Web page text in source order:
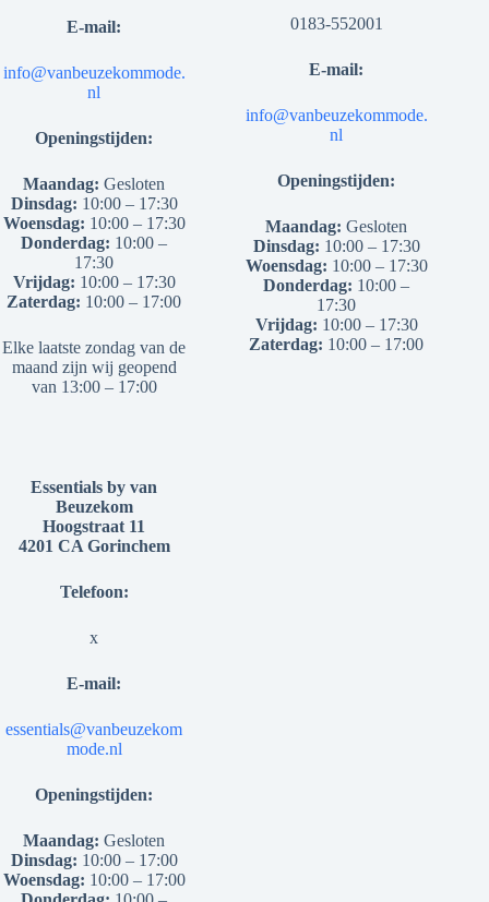
E-mail:
info@vanbeuzekommode.
nl
Openingstijden:
Maandag: Gesloten
Dinsdag: 10:00 – 17:30
Woensdag: 10:00 – 17:30
Donderdag: 10:00 –
17:30
Vrijdag: 10:00 – 17:30
Zaterdag: 10:00 – 17:00
Elke laatste zondag van de
maand zijn wij geopend
van 13:00 – 17:00
0183-552001
E-mail:
info@vanbeuzekommode.
nl
Openingstijden:
Maandag: Gesloten
Dinsdag: 10:00 – 17:30
Woensdag: 10:00 – 17:30
Donderdag: 10:00 –
17:30
Vrijdag: 10:00 – 17:30
Zaterdag: 10:00 – 17:00
Essentials by van
Beuzekom
Hoogstraat 11
4201 CA Gorinchem
Telefoon:
x
E-mail:
essentials@vanbeuzekom
mode.nl
Openingstijden:
Maandag: Gesloten
Dinsdag: 10:00 – 17:00
Woensdag: 10:00 – 17:00